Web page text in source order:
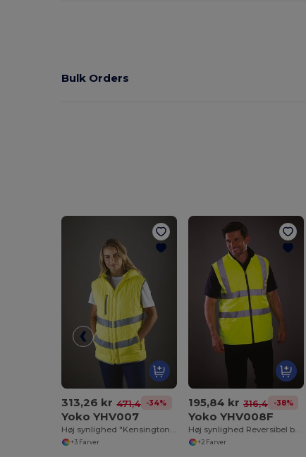
Bulk Orders
313,26 kr 471,42 kr
-34%
Yoko YHV007
Høj synlighed "Kensington" Bodywarmer
+3 Farver
195,84 kr 316,46 kr
-38%
Yoko YHV008F
Høj synlighed Reversibel bodywarmer
+2 Farver